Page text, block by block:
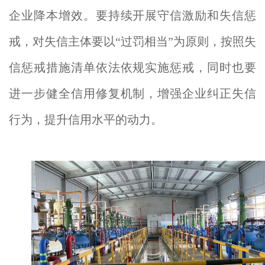
企业降本增效。要持续开展守信激励和失信惩
戒，对失信主体要以“过罚相当”为原则，按照失
信惩戒措施清单依法依规实施惩戒，同时也要
进一步健全信用修复机制，增强企业纠正失信
行为，提升信用水平的动力。